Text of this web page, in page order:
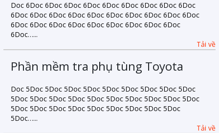
Doc 6Doc 6Doc 6Doc 6Doc 6Doc 6Doc 6Doc 6Doc 6Doc
6Doc 6Doc 6Doc 6Doc 6Doc 6Doc 6Doc 6Doc 6Doc 6Doc
6Doc 6Doc 6Doc 6Doc 6Doc 6Doc 6Doc 6Doc 6Doc
6Doc…...
Tải về
Phần mềm tra phụ tùng Toyota
Doc 5Doc 5Doc 5Doc 5Doc 5Doc 5Doc 5Doc 5Doc 5Doc
5Doc 5Doc 5Doc 5Doc 5Doc 5Doc 5Doc 5Doc 5Doc 5Doc
5Doc 5Doc 5Doc 5Doc 5Doc 5Doc 5Doc 5Doc 5Doc
5Doc…...
Tải về